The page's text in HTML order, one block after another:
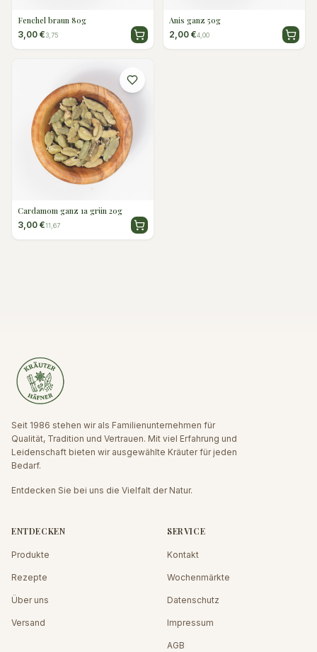
Fenchel braun 80g
3,00 €3,75
Anis ganz 50g
2,00 €4,00
Cardamom ganz 1a grün 20g
3,00 €11,67
Seit 1986 stehen wir als Familienunternehmen für
Qualität, Tradition und Vertrauen. Mit viel Erfahrung und
Leidenschaft bieten wir ausgewählte Kräuter für jeden
Bedarf.
Entdecken Sie bei uns die Vielfalt der Natur.
ENTDECKEN
Produkte
Rezepte
Über uns
Versand
SERVICE
Kontakt
Wochenmärkte
Datenschutz
Impressum
AGB